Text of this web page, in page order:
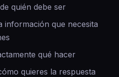
quién debe ser
información que necesita
qué hacer
quieres la respuesta